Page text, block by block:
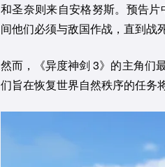
和圣奈则来自安格努斯。预告
间他们必须与敌国作战，直到战
然而，《异度神剑 3》的主角们
们旨在恢复世界自然秩序的任务